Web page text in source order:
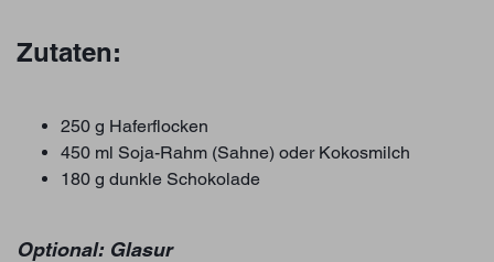
Zutaten:
250 g Haferflocken
450 ml Soja-Rahm (Sahne) oder Kokosmilch
180 g dunkle Schokolade
Optional: Glasur